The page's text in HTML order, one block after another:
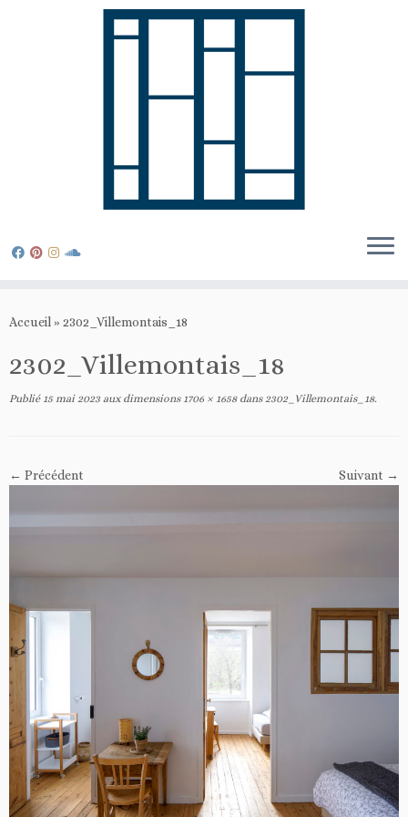
auAccueil » 2302_Villemontais_18
2302_Villemontais_18
Publié 15 mai 2023 aux dimensions1706 × 1658dans2302_Villemontais_18.
← Précédent Suivant →